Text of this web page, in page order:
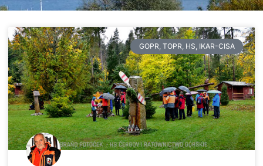
GOPR, TOPR, HS, IKAR-CISA